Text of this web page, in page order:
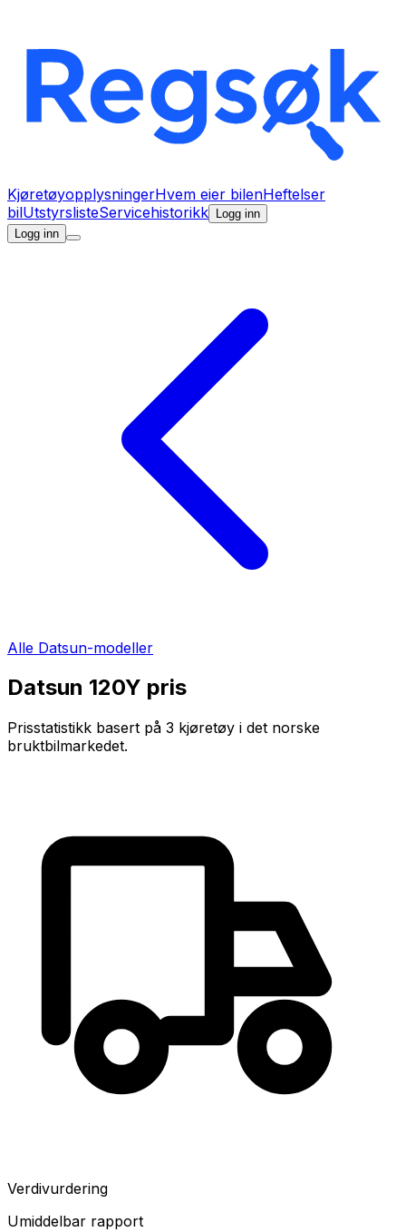
KjøretøyopplysningerHvem eier bilenHeftelser
bilUtstyrslisteServicehistorikk Logg inn
Logg inn
Alle Datsun-modeller
Datsun 120Y pris
Prisstatistikk basert på 3 kjøretøy i det norske
bruktbilmarkedet.
Verdivurdering
Umiddelbar rapport